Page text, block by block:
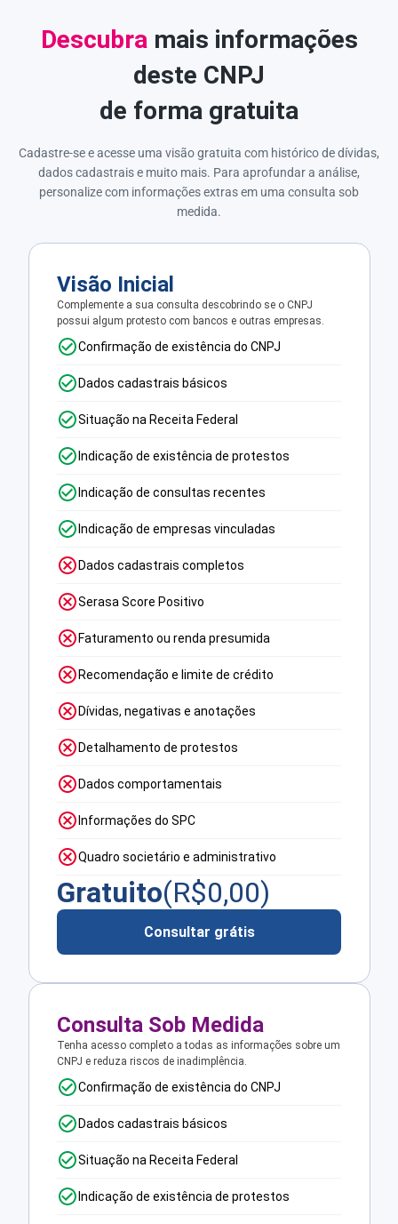
Descubramais informações
deste CNPJ
de forma gratuita
Cadastre-se e acesse uma visão gratuita com histórico de dívidas,
dados cadastrais e muito mais. Para aprofundar a análise,
personalize com informações extras em uma consulta sob
medida.
Visão Inicial
Complemente a sua consulta descobrindo se o CNPJ
possui algum protesto com bancos e outras empresas.
Confirmação de existência do CNPJ
Dados cadastrais básicos
Situação na Receita Federal
Indicação de existência de protestos
Indicação de consultas recentes
Indicação de empresas vinculadas
Dados cadastrais completos
Serasa Score Positivo
Faturamento ou renda presumida
Recomendação e limite de crédito
Dívidas, negativas e anotações
Detalhamento de protestos
Dados comportamentais
Informações do SPC
Quadro societário e administrativo
Gratuito(R$0,00)
Consultar grátis
Consulta Sob Medida
Tenha acesso completo a todas as informações sobre um
CNPJ e reduza riscos de inadimplência.
Confirmação de existência do CNPJ
Dados cadastrais básicos
Situação na Receita Federal
Indicação de existência de protestos